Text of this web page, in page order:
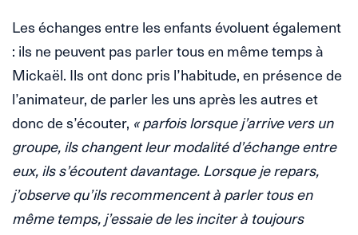
Les échanges entre les enfants évoluent également
: ils ne peuvent pas parler tous en même temps à
Mickaël. Ils ont donc pris l’habitude, en présence de
l’animateur, de parler les uns après les autres et
donc de s’écouter, « parfois lorsque j’arrive vers un
groupe, ils changent leur modalité d’échange entre
eux, ils s’écoutent davantage. Lorsque je repars,
j’observe qu’ils recommencent à parler tous en
même temps, j’essaie de les inciter à toujours